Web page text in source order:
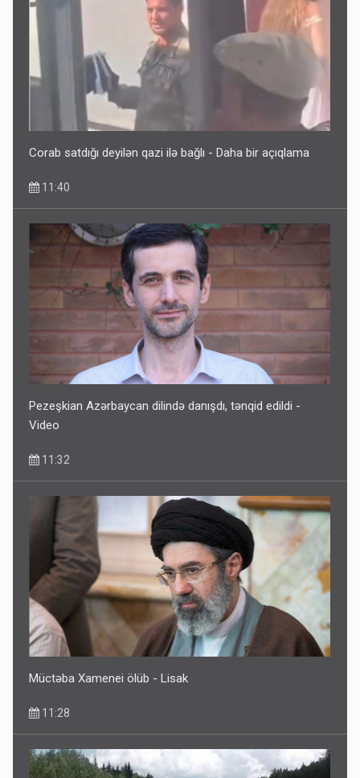
Corab satdığı deyilən qazi ilə bağlı - Daha bir açıqlama
11:40
Pezeşkian Azərbaycan dilində danışdı, tənqid edildi -
Video
11:32
Müctəba Xamenei ölüb - Lisak
11:28